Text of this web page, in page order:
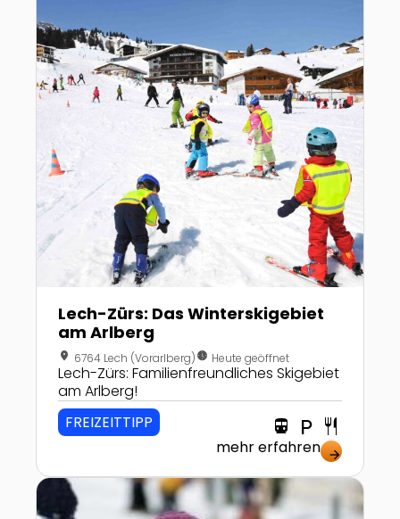
Lech-Zürs: Das Winterskigebiet
am Arlberg
location_on 6764 Lech (Vorarlberg)nest_clock_farsight_analog Heute geöffnet
Lech-Zürs: Familienfreundliches Skigebiet
am Arlberg!
FREIZEITTIPP
directions_transit local_parking restaurant
mehr erfahren arrow_forward
Zur Detailseite von Skischule Schröcken